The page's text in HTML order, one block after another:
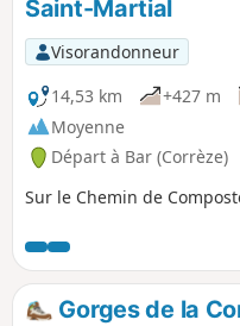
Saint-Martial
Visorandonneur
14,53 km
+427 m
Moyenne
Départ à Bar (Corrèze)
Sur le Chemin de
Gorges de la